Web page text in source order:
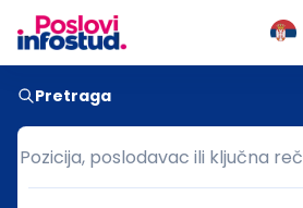
Pretraga
Pozicija, poslodavac ili ključna reč
Pozicija, poslodavac ili ključna reč